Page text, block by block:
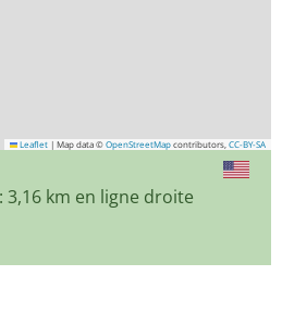
Leaflet | Map data © OpenStreetMap contributors, CC-BY-SA
3,16 km en ligne droite